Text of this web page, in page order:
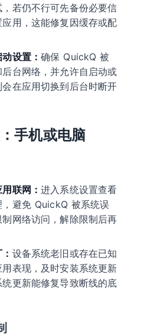
若仍不行可先备份必要信
用，这能修复因缓存或配
设置：确保 QuickQ 被
台网络，并允许自启动或
在应用切换到后台时断开
手机或电脑
联网：进入系统设置查看
，避免 QuickQ 被系统误
网络访问，解除限制后再
设备系统老旧或存在已知
表现，及时安装系统更新
更新能修复导致断线的底